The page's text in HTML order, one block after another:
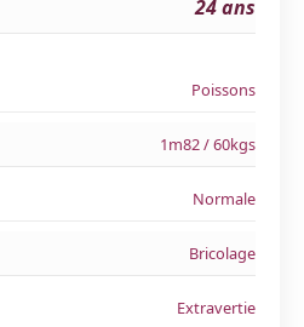
24 ans
Poissons
1m82 / 60kgs
Normale
Bricolage
Extravertie